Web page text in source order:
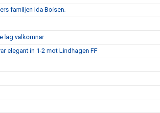
familjen Ida Boisen.
lag välkomnar
elegant in 1-2 mot Lindhagen FF